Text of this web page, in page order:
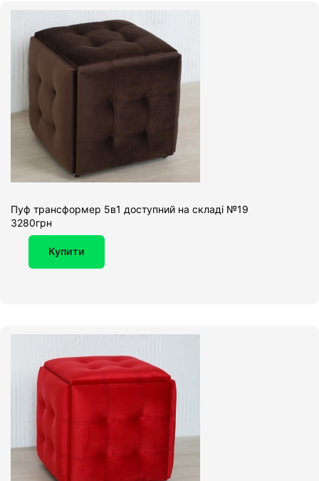
Пуф трансформер 5в1 доступний на складі №19
3280грн
Купити